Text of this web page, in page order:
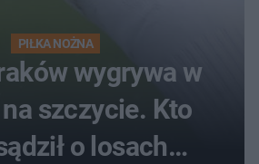
PIŁKA NOŻNA
wygrywa w
szczycie. Kto
o losach